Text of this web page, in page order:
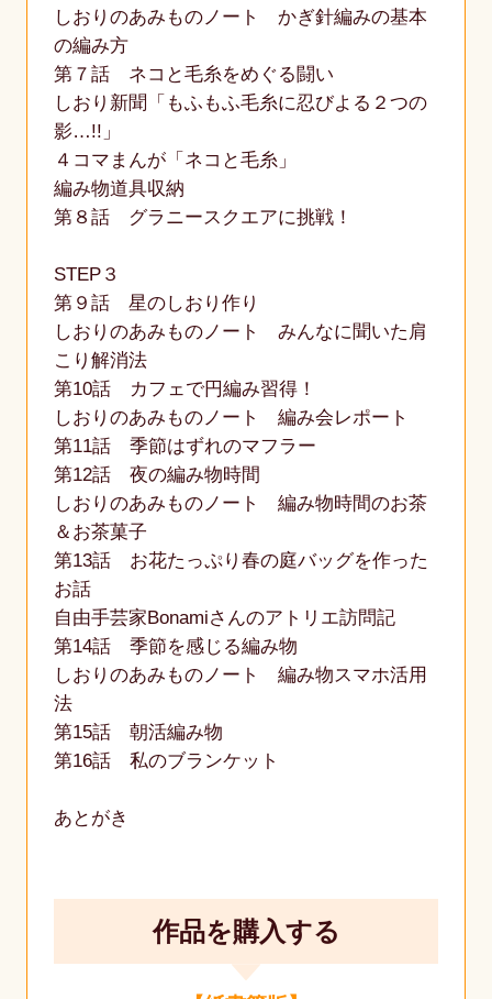
しおりのあみものノート かぎ針編みの基本
の編み方
第７話 ネコと毛糸をめぐる闘い
しおり新聞「もふもふ毛糸に忍びよる２つの
影…!!」
４コマまんが「ネコと毛糸」
編み物道具収納
第８話 グラニースクエアに挑戦！
STEP３
第９話 星のしおり作り
しおりのあみものノート みんなに聞いた肩
こり解消法
第10話 カフェで円編み習得！
しおりのあみものノート 編み会レポート
第11話 季節はずれのマフラー
第12話 夜の編み物時間
しおりのあみものノート 編み物時間のお茶
＆お茶菓子
第13話 お花たっぷり春の庭バッグを作った
お話
自由手芸家Bonamiさんのアトリエ訪問記
第14話 季節を感じる編み物
しおりのあみものノート 編み物スマホ活用
法
第15話 朝活編み物
第16話 私のブランケット
あとがき
作品を購入する